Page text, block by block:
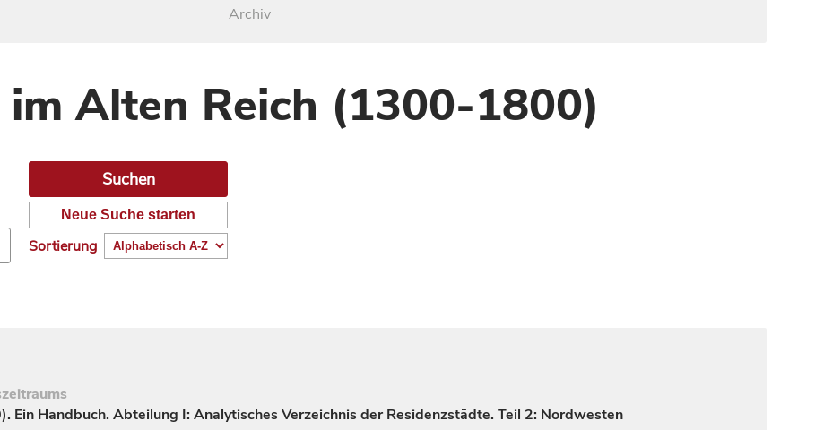
Archiv
Alten Reich (1300-1800)
Neue Suche starten
Sortierung
Handbuch. Abteilung I: Analytisches Verzeichnis der Residenzstädte. Teil 2: Nordwesten